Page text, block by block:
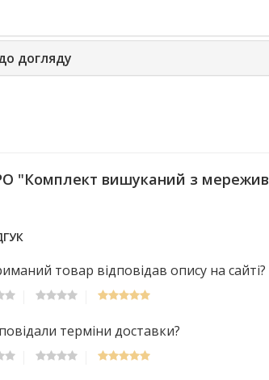
догляду
"Комплект вишуканий з
товар відповідав опису на сайті?
терміни доставки?